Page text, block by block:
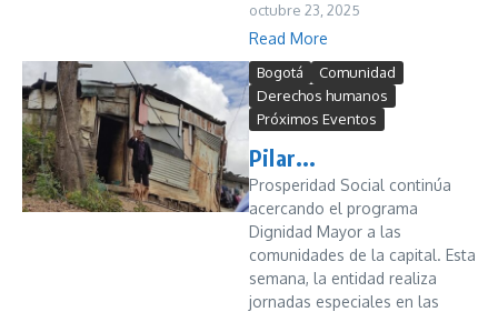
octubre 23, 2025
Read More
Bogotá
Comunidad
Derechos humanos
Próximos Eventos
Pilar...
Prosperidad Social continúa
acercando el programa
Dignidad Mayor a las
comunidades de la capital. Esta
semana, la entidad realiza
jornadas especiales en las